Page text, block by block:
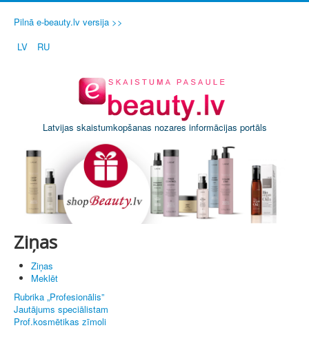
Pilnā e-beauty.lv versija >>
LV
RU
Latvijas skaistumkopšanas nozares informācijas portāls
Ziņas
Ziņas
Meklēt
Rubrika „Profesionālis”
Jautājums speciālistam
Prof.kosmētikas zīmoli